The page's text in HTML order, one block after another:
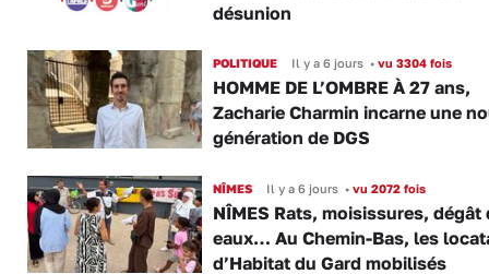
désunion
POLITIQUE Il y a 6 jours •vu 3304 fois
HOMME DE L’OMBRE À 27 ans,
Zacharie Charmin incarne une
génération de DGS
NÎMES Il y a 6 jours •vu 2072 fois
NÎMES Rats, moisissures, dégât
eaux… Au Chemin-Bas, les
d’Habitat du Gard mobilisés